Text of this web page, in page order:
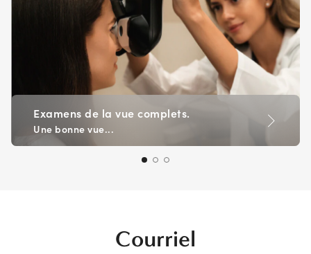
Examens de la vue complets.
Une bonne vue...
Courriel